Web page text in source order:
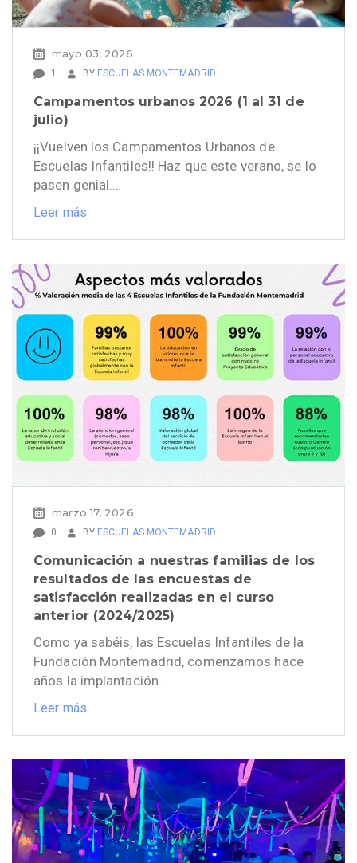
mayo 03, 2026
1 BY ESCUELAS MONTEMADRID
Campamentos urbanos 2026 (1 al 31 de
julio)
¡¡Vuelven los Campamentos Urbanos de
Escuelas Infantiles!! Haz que este verano, se lo
pasen genial.…
Leer más
marzo 17, 2026
0 BY ESCUELAS MONTEMADRID
Comunicación a nuestras familias de los
resultados de las encuestas de
satisfacción realizadas en el curso
anterior (2024/2025)
Como ya sabéis, las Escuelas Infantiles de la
Fundación Montemadrid, comenzamos hace
años la implantación…
Leer más